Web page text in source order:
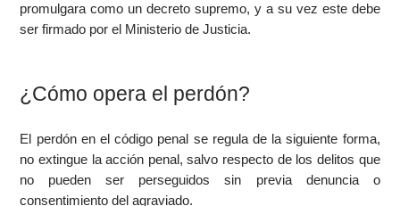
promulgara como un decreto supremo, y a su vez este debe
ser firmado por el Ministerio de Justicia.
¿Cómo opera el perdón?
El perdón en el código penal se regula de la siguiente forma,
no extingue la acción penal, salvo respecto de los delitos que
no pueden ser perseguidos sin previa denuncia o
consentimiento del agraviado.